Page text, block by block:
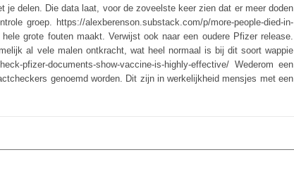
delen. Die data laat, voor de zoveelste keer zien dat er meer doden
groep. https://alexberenson.substack.com/p/more-people-died-in-
grote fouten maakt. Verwijst ook naar een oudere Pfizer release.
al vele malen ontkracht, wat heel normaal is bij dit soort wappie
pfizer-documents-show-vaccine-is-highly-effective/ Wederom een
genoemd worden. Dit zijn in werkelijkheid mensjes met een